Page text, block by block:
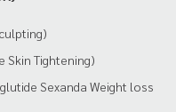
Skin Tightening)
Sexanda Weight loss